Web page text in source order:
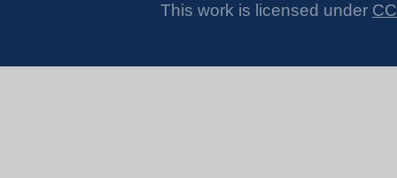
This work is licensed under